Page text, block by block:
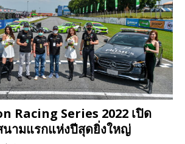
Racing Series 2022 เปิด
ามแรกแห่งปีสุดยิ่งใหญ่